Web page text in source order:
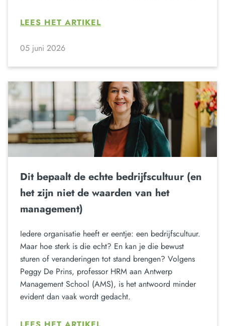
LEES HET ARTIKEL
05 juni 2026
Dit bepaalt de echte bedrijfscultuur (en
het zijn niet de waarden van het
management)
Iedere organisatie heeft er eentje: een bedrijfscultuur.
Maar hoe sterk is die echt? En kan je die bewust
sturen of veranderingen tot stand brengen? Volgens
Peggy De Prins, professor HRM aan Antwerp
Management School (AMS), is het antwoord minder
evident dan vaak wordt gedacht.